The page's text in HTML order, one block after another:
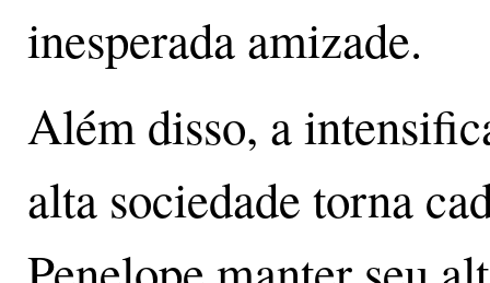
inesperada amizade.
Além disso, a
alta sociedade torna